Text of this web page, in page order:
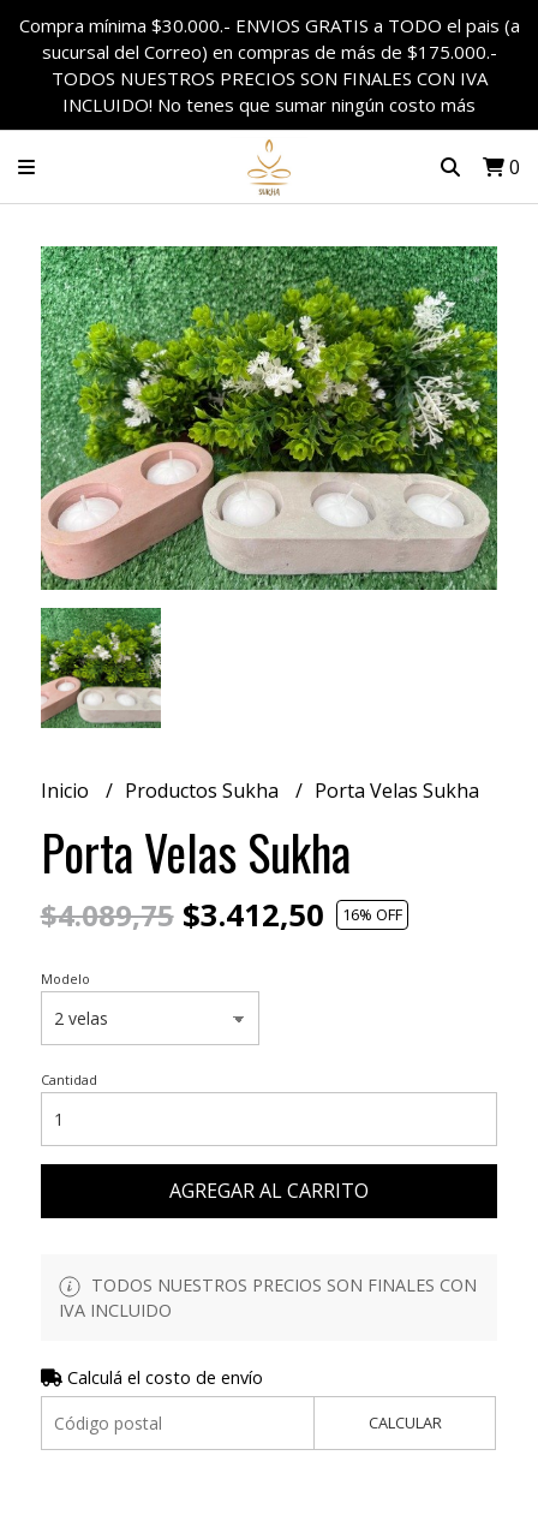
Compra mínima $30.000.- ENVIOS GRATIS a TODO el pais (a
sucursal del Correo) en compras de más de $175.000.-
TODOS NUESTROS PRECIOS SON FINALES CON IVA
INCLUIDO! No tenes que sumar ningún costo más
0
Inicio Productos Sukha Porta Velas Sukha
Porta Velas Sukha
$4.089,75$3.412,50 16% OFF
Modelo
Cantidad
AGREGAR AL CARRITO
TODOS NUESTROS PRECIOS SON FINALES CON
IVA INCLUIDO
Calculá el costo de envío
CALCULAR